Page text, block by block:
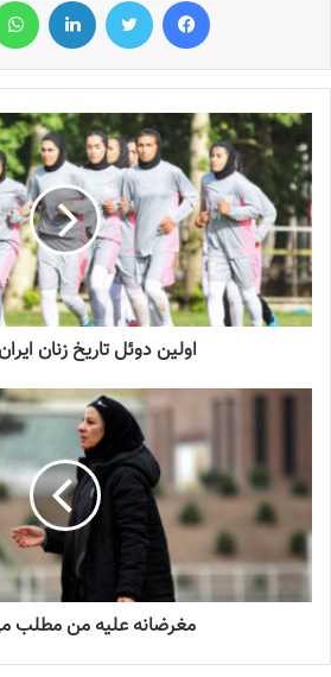
شماره 772 روزنامه فوتبالز منتشر شد
2022-12-16
شماره 1054 روزنامه فوتبالز منتشر شد
2023-12-25
شماره 900 روزنامه فوتبالز منتشر شد
2023-06-14
شماره 918 روزنامه فوتبالز منتشر شد
2023-07-07
(سه شنبه 27 تیر) در شهر مسکو
آماده‌سازی تیم ملی برای مرحله دوم
ماه برگزار خواهد شد، انجام می شود.
برگزاری اردوی آماده سازی تیم ملی فوتبال
اولین دوئل تاریخ زنان
مغرضانه علیه من مطلب